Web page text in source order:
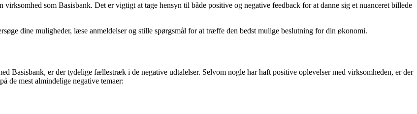
som Basisbank. Det er vigtigt at tage hensyn til både positive og negative feedback for at danne sig et nuanceret billede
dine muligheder, læse anmeldelser og stille spørgsmål for at træffe den bedst mulige beslutning for din økonomi.
Basisbank, er der tydelige fællestræk i de negative udtalelser. Selvom nogle har haft positive oplevelser med virksomheden, er der
de mest almindelige negative temaer: